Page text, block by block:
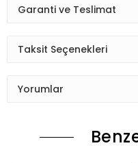
Garanti ve Teslimat
Taksit Seçenekleri
Yorumlar